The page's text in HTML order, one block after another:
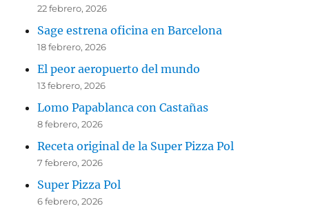
22 febrero, 2026
Sage estrena oficina en Barcelona
18 febrero, 2026
El peor aeropuerto del mundo
13 febrero, 2026
Lomo Papablanca con Castañas
8 febrero, 2026
Receta original de la Super Pizza Pol
7 febrero, 2026
Super Pizza Pol
6 febrero, 2026